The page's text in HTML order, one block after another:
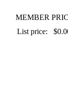
MEMBER
List price: